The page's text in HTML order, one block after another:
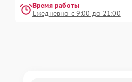
Время работы
Ежедневно с 9:00 до 21:00